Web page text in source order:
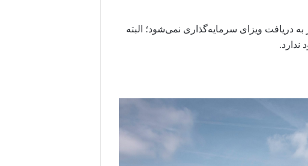
دریافت ویزای سرمایه‌گذاری نمی‌شود؛ البته
ندارد.